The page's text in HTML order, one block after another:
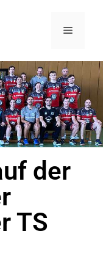
der
TS